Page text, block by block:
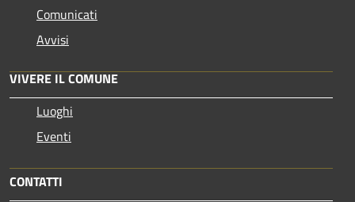
Comunicati
Avvisi
VIVERE IL COMUNE
Luoghi
Eventi
CONTATTI